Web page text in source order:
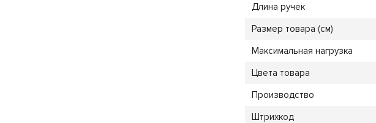
Длина ручек
Размер товара (см)
Максимальная нагрузка
Цвета товара
Производство
Штрихкод